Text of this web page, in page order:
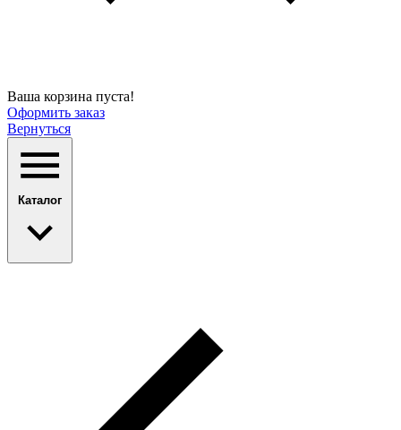
Ваша корзина пуста!
Оформить заказ
Вернуться
Каталог